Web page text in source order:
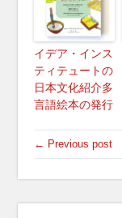
イデア・インス
ティテュートの
日本文化紹介多
言語絵本の発行
← Previous post